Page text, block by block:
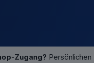
Zugang?